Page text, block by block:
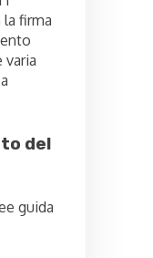
firma
varia
a
del
guida